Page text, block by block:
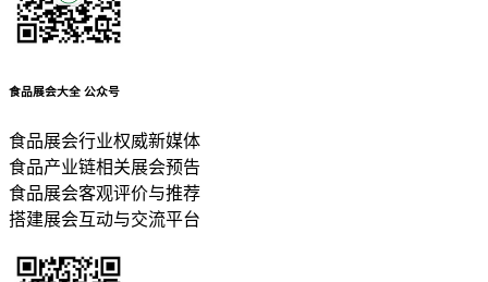
食品展会大全 公众号
食品展会行业权威新媒体
食品产业链相关展会预告
食品展会客观评价与推荐
搭建展会互动与交流平台